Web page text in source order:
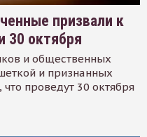
призвали к
30 октября
и общественных
и признанных
проведут 30 октября